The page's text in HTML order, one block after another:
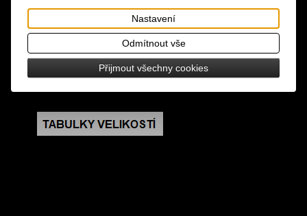
design: vázací kravata s motivem alba největších
hitů The Beatles, sběratelská edice
rozměry: šířka v nejširším místě 10 cm
Nastavení
Odmítnout vše
Přijmout všechny cookies